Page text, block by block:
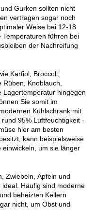
Gurken sollten nicht
vertragen sogar noch
Weise bei 12-18
führen bei
der Nachreifung
Karfiol, Broccoli,
Rüben, Knoblauch,
Lagertemperatur hingegen
Sie somit im
Kühlschrank mit
95% Luftfeuchtigkeit -
hier am besten
kann beispielsweise
um sie länger
Zwiebeln, Äpfeln und
Häufig sind moderne
beheizten Kellern
nicht, um Obst und